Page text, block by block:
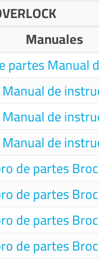
Manuales
partesManual
Manual de
Manual de
Manual de
de partes
de partes
de partes
de partes